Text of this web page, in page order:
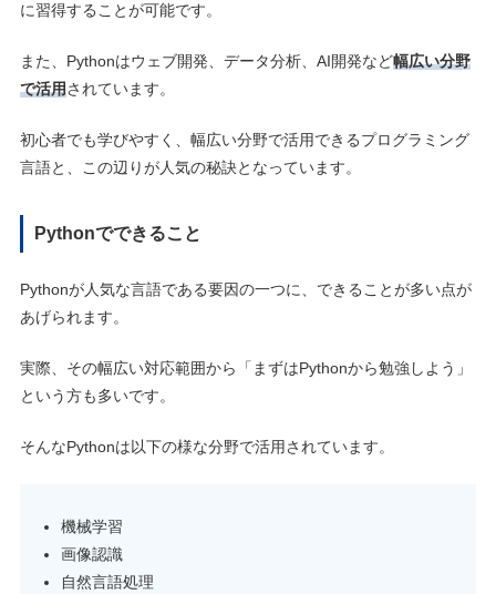
に習得することが可能です。
また、Pythonはウェブ開発、データ分析、AI開発など幅広い分野
で活用されています。
初心者でも学びやすく、幅広い分野で活用できるプログラミング
言語と、この辺りが人気の秘訣となっています。
Pythonでできること
Pythonが人気な言語である要因の一つに、できることが多い点が
あげられます。
実際、その幅広い対応範囲から「まずはPythonから勉強しよう」
という方も多いです。
そんなPythonは以下の様な分野で活用されています。
機械学習
画像認識
自然言語処理